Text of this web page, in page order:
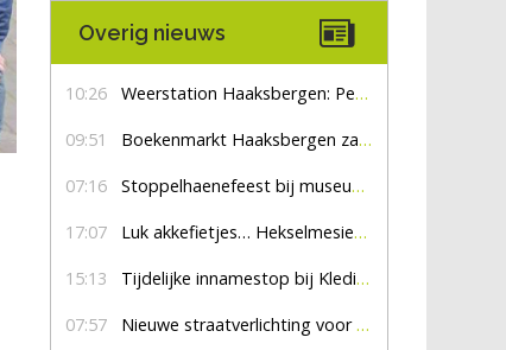
Overig nieuws
10:26 Weerstation Haaksbergen: Perioden met zon en droog
09:51 Boekenmarkt Haaksbergen zaterdag 8 augustus, marktplein Haaksbergen
07:16 Stoppelhaenefeest bij museum De Lebbenbrugge
17:07 Luk akkefietjes… HekselmesienHarry
15:13 Tijdelijke innamestop bij Kledingbank Stefania
07:57 Nieuwe straatverlichting voor De Veldmaat en De Pas